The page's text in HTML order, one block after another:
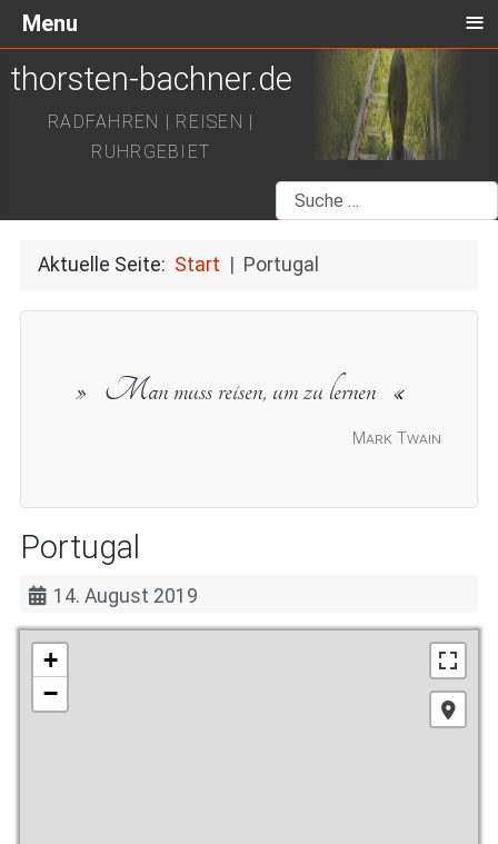
thorsten-bachner.de
RADFAHREN | REISEN |
RUHRGEBIET
Suchen
Aktuelle Seite: Start Portugal
Mark Twain
Man muss reisen, um zu lernen
Portugal
14. August 2019
+
−
Menu ≡